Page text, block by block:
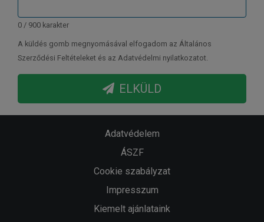
0 / 900 karakter
A küldés gomb megnyomásával elfogadom az Általános
Szerződési Feltételeket és az Adatvédelmi nyilatkozatot.
ELKÜLD
Adatvédelem
ÁSZF
Cookie szabályzat
Impresszum
Kiemelt ajánlataink